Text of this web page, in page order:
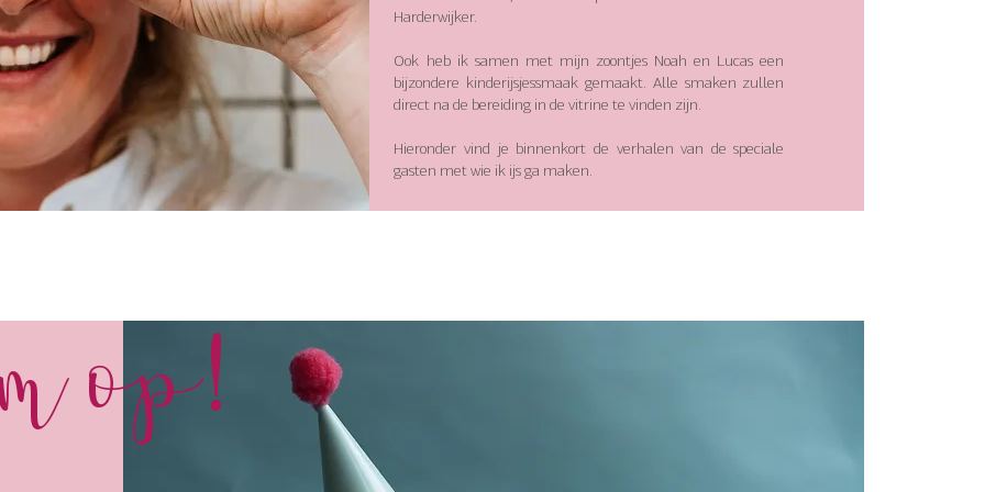
Harderwijker.
Ook heb ik samen met mijn zoontjes Noah en Lucas een
bijzondere kinderijsjessmaak gemaakt. Alle smaken zullen
direct na de bereiding in de vitrine te vinden zijn.
Hieronder vind je binnenkort de verhalen van de speciale
gasten met wie ik ijs ga maken.
op!